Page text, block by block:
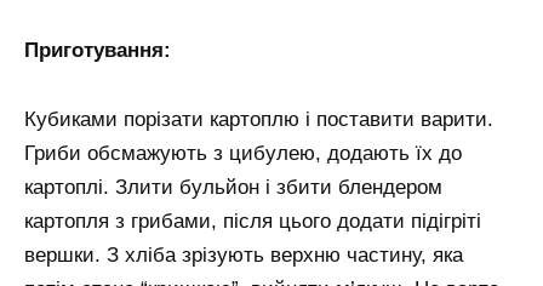
Приготування:
Кубиками порізати картоплю і поставити варити.
Гриби обсмажують з цибулею, додають їх до
картоплі. Злити бульйон і збити блендером
картопля з грибами, після цього додати підігріті
вершки. З хліба зрізують верхню частину, яка